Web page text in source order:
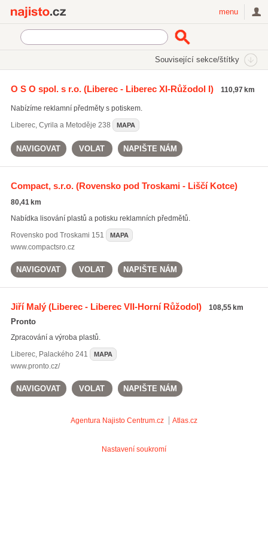
menu
Související sekce/štítky
samolepící fólie(183)
potisk reklamních předmětů(832)
Všechny související štítky
O S O spol. s r.o.(Liberec - Liberec XI-Růžodol I) 110,97 km
Nabízíme reklamní předměty s potiskem.
Liberec, Cyrila a Metoděje 238 MAPA
NAVIGOVAT VOLAT NAPIŠTE NÁM
Compact, s.r.o.(Rovensko pod Troskami - Liščí Kotce)
80,41 km
Nabídka lisování plastů a potisku reklamních předmětů.
Rovensko pod Troskami 151 MAPA
www.compactsro.cz
NAVIGOVAT VOLAT NAPIŠTE NÁM
Jiří Malý(Liberec - Liberec VII-Horní Růžodol) 108,55 km
Pronto
Zpracování a výroba plastů.
Liberec, Palackého 241 MAPA
www.pronto.cz/
NAVIGOVAT VOLAT NAPIŠTE NÁM
Agentura Najisto Centrum.cz Atlas.cz
Nastavení soukromí